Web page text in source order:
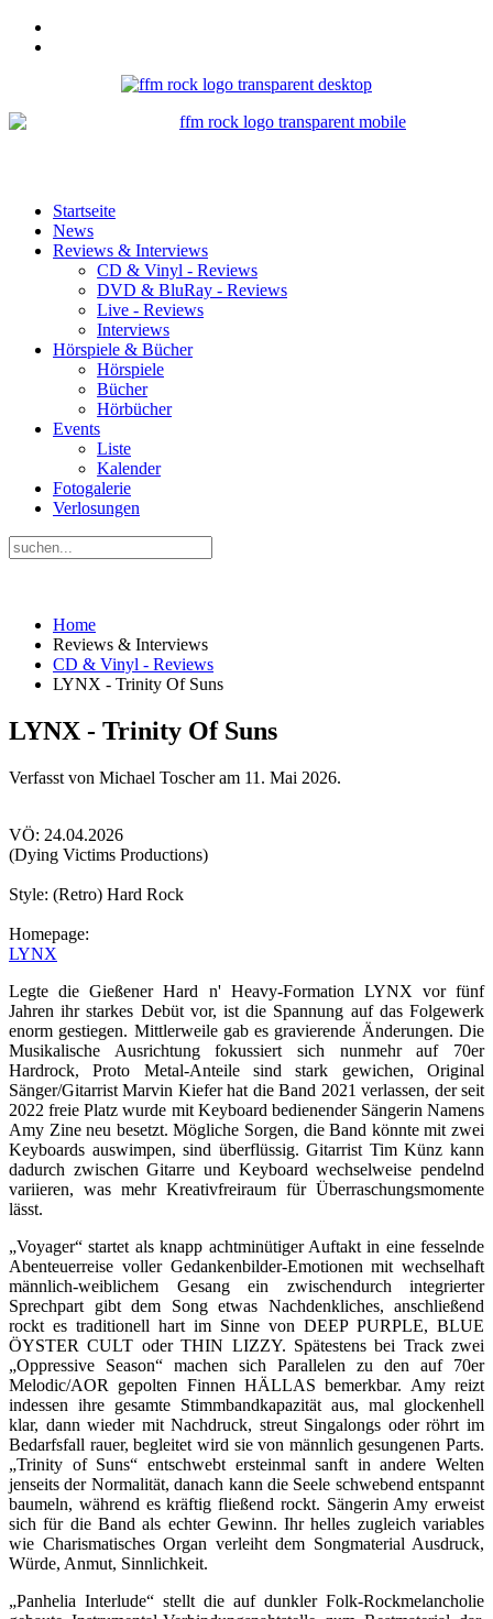
Startseite
News
Reviews & Interviews
CD & Vinyl - Reviews
DVD & BluRay - Reviews
Live - Reviews
Interviews
Hörspiele & Bücher
Hörspiele
Bücher
Hörbücher
Events
Liste
Kalender
Fotogalerie
Verlosungen
Home
Reviews & Interviews
CD & Vinyl - Reviews
LYNX - Trinity Of Suns
LYNX - Trinity Of Suns
Verfasst von Michael Toscher am 11. Mai 2026.
VÖ: 24.04.2026
(Dying Victims Productions)
Style: (Retro) Hard Rock
Homepage:
LYNX
Legte die Gießener Hard n' Heavy-Formation LYNX vor fünf
Jahren ihr starkes Debüt vor, ist die Spannung auf das Folgewerk
enorm gestiegen. Mittlerweile gab es gravierende Änderungen. Die
Musikalische Ausrichtung fokussiert sich nunmehr auf 70er
Hardrock, Proto Metal-Anteile sind stark gewichen, Original
Sänger/Gitarrist Marvin Kiefer hat die Band 2021 verlassen, der seit
2022 freie Platz wurde mit Keyboard bedienender Sängerin Namens
Amy Zine neu besetzt. Mögliche Sorgen, die Band könnte mit zwei
Keyboards auswimpen, sind überflüssig. Gitarrist Tim Künz kann
dadurch zwischen Gitarre und Keyboard wechselweise pendelnd
variieren, was mehr Kreativfreiraum für Überraschungsmomente
lässt.
„Voyager“ startet als knapp achtminütiger Auftakt in eine fesselnde
Abenteuerreise voller Gedankenbilder-Emotionen mit wechselhaft
männlich-weiblichem Gesang ein zwischendurch integrierter
Sprechpart gibt dem Song etwas Nachdenkliches, anschließend
rockt es traditionell hart im Sinne von DEEP PURPLE, BLUE
ÖYSTER CULT oder THIN LIZZY. Spätestens bei Track zwei
„Oppressive Season“ machen sich Parallelen zu den auf 70er
Melodic/AOR gepolten Finnen HÄLLAS bemerkbar. Amy reizt
indessen ihre gesamte Stimmbandkapazität aus, mal glockenhell
klar, dann wieder mit Nachdruck, streut Singalongs oder röhrt im
Bedarfsfall rauer, begleitet wird sie von männlich gesungenen Parts.
„Trinity of Suns“ entschwebt ersteinmal sanft in andere Welten
jenseits der Normalität, danach kann die Seele schwebend entspannt
baumeln, während es kräftig fließend rockt. Sängerin Amy erweist
sich für die Band als echter Gewinn. Ihr helles zugleich variables
wie Charismatisches Organ verleiht dem Songmaterial Ausdruck,
Würde, Anmut, Sinnlichkeit.
„Panhelia Interlude“ stellt die auf dunkler Folk-Rockmelancholie